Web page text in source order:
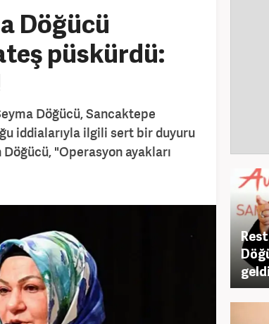
Döğücü
püskürdü:
Döğücü, Sancaktepe
iddialarıyla ilgili sert bir duyuru
"Operasyon ayakları